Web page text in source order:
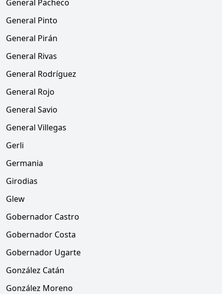
General Pacheco
General Pinto
General Pirán
General Rivas
General Rodríguez
General Rojo
General Savio
General Villegas
Gerli
Germania
Girodias
Glew
Gobernador Castro
Gobernador Costa
Gobernador Ugarte
González Catán
González Moreno